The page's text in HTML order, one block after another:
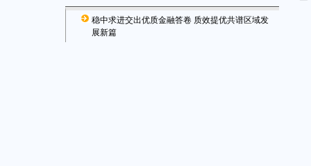
稳中求进交出优质金融答卷 质效提优共谱区域发
展新篇